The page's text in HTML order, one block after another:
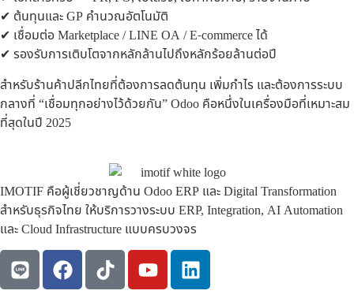
✔ ต้นทุนและ GP คำนวณอัตโนมัติ
✔ เชื่อมต่อ Marketplace / LINE OA / E-commerce ได้
✔ รองรับการเติบโตจากหลักล้านไปถึงหลักร้อยล้านต่อปี
สำหรับร้านค้าปลีกไทยที่ต้องการลดต้นทุน เพิ่มกำไร และต้องการระบบ
กลางที่ “เชื่อมทุกอย่างไว้ด้วยกัน” Odoo คือหนึ่งในเครื่องมือที่เหมาะสม
ที่สุดในปี 2025
IMOTIF คือผู้เชี่ยวชาญด้าน Odoo ERP และ Digital Transformation
สำหรับธุรกิจไทย ให้บริการวางระบบ ERP, Integration, AI Automation
และ Cloud Infrastructure แบบครบวงจร